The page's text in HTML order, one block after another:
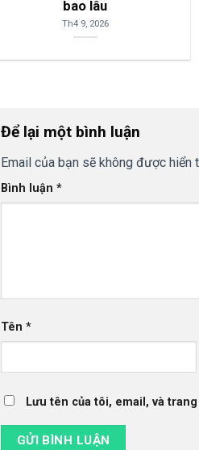
bao lâu
Th4 9, 2026
Để lại một bình luận
Email của bạn sẽ không được hiển
Bình luận *
Tên *
Lưu tên của tôi, email, và